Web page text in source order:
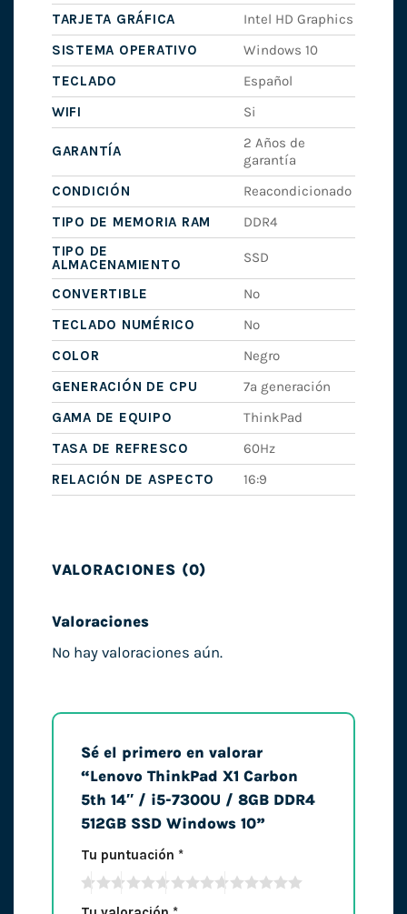
TARJETA GRÁFICA
Intel HD Graphics
SISTEMA OPERATIVO
Windows 10
TECLADO
Español
WIFI
Si
GARANTÍA
2 Años de
garantía
CONDICIÓN
Reacondicionado
TIPO DE MEMORIA RAM
DDR4
TIPO DE
ALMACENAMIENTO
SSD
CONVERTIBLE
No
TECLADO NUMÉRICO
No
COLOR
Negro
GENERACIÓN DE CPU
7ª generación
GAMA DE EQUIPO
ThinkPad
TASA DE REFRESCO
60Hz
RELACIÓN DE ASPECTO
16:9
VALORACIONES (0)
Valoraciones
No hay valoraciones aún.
Sé el primero en valorar
“Lenovo ThinkPad X1 Carbon
5th 14″ / i5-7300U / 8GB DDR4
512GB SSD Windows 10”
Tu puntuación *